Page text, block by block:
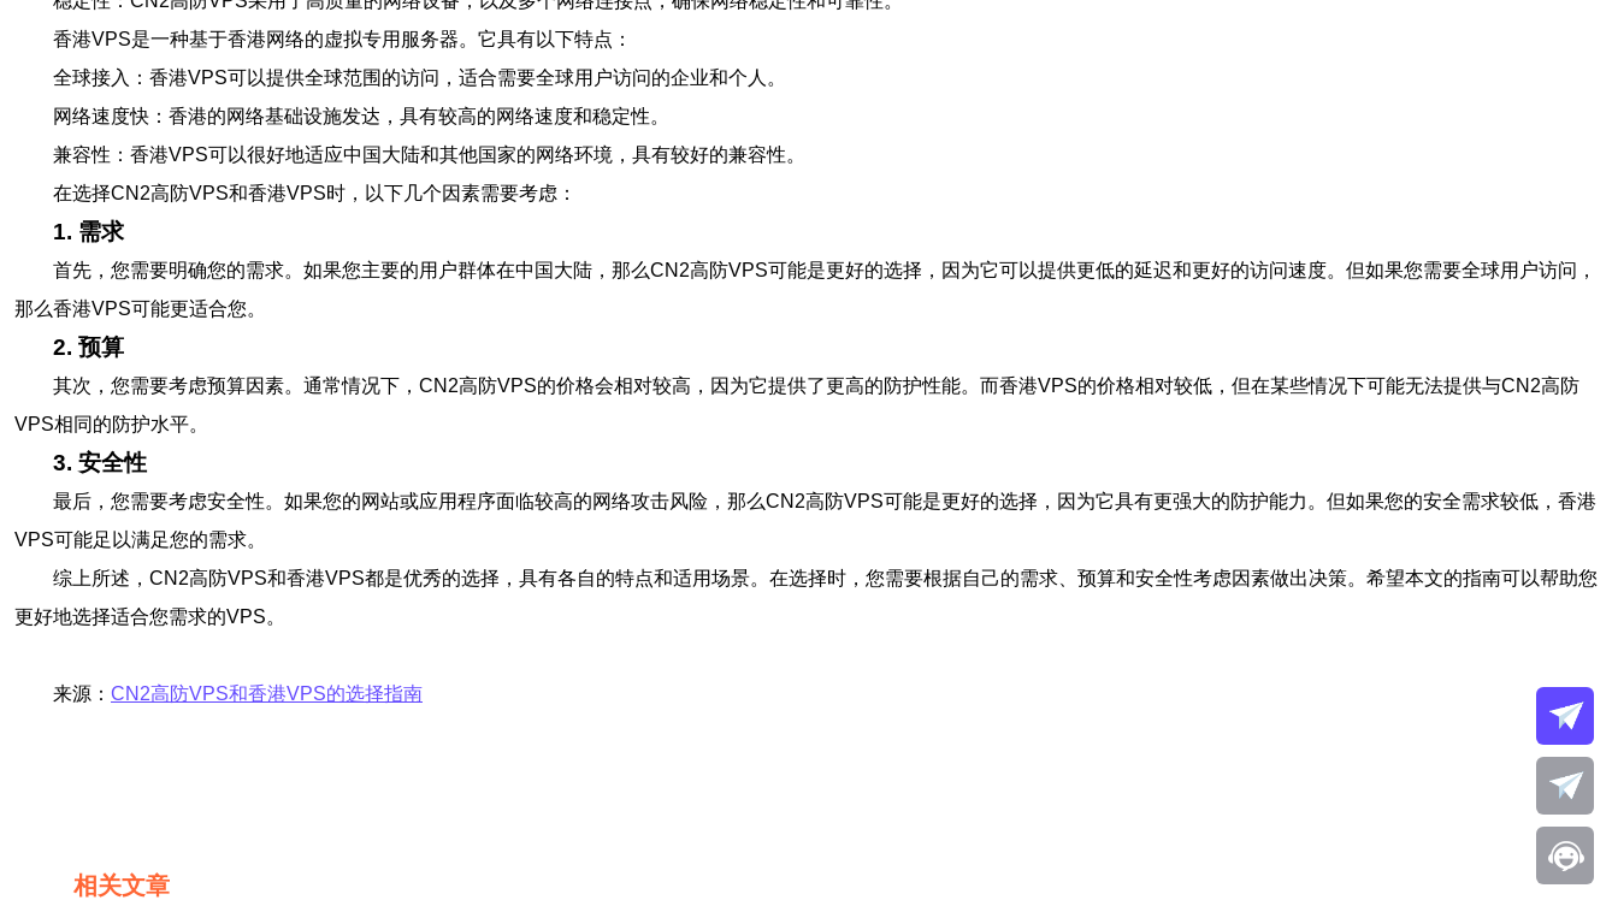
香港VPS是一种基于香港网络的虚拟专用服务器。它具有以下特点：
全球接入：香港VPS可以提供全球范围的访问，适合需要全球用户访问的企业和个人。
网络速度快：香港的网络基础设施发达，具有较高的网络速度和稳定性。
兼容性：香港VPS可以很好地适应中国大陆和其他国家的网络环境，具有较好的兼容性。
在选择CN2高防VPS和香港VPS时，以下几个因素需要考虑：
1. 需求
首先，您需要明确您的需求。如果您主要的用户群体在中国大陆，那么CN2高防VPS可能是更好的选择，因为它可以提供更低的延迟和更好的访问速度。但如果您需要全球用户访问，
那么香港VPS可能更适合您。
2. 预算
其次，您需要考虑预算因素。通常情况下，CN2高防VPS的价格会相对较高，因为它提供了更高的防护性能。而香港VPS的价格相对较低，但在某些情况下可能无法提供与CN2高防
VPS相同的防护水平。
3. 安全性
最后，您需要考虑安全性。如果您的网站或应用程序面临较高的网络攻击风险，那么CN2高防VPS可能是更好的选择，因为它具有更强大的防护能力。但如果您的安全需求较低，香港
VPS可能足以满足您的需求。
综上所述，CN2高防VPS和香港VPS都是优秀的选择，具有各自的特点和适用场景。在选择时，您需要根据自己的需求、预算和安全性考虑因素做出决策。希望本文的指南可以帮助您
更好地选择适合您需求的VPS。
来源： CN2高防VPS和香港VPS的选择指南
相关文章